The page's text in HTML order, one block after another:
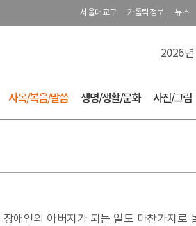
서울대교구 가톨릭정보 뉴스
2026
사목/복음/말씀 생명/생활/문화 사진/그림
애인의 아버지가 되는 일도 마찬가지로